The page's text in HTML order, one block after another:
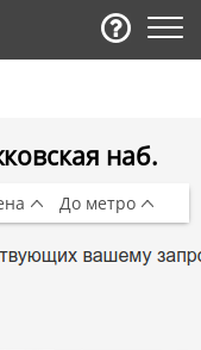
наб.
До метро